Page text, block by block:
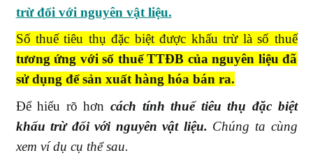
trừ đối với nguyên vật liệu.
Số thuế tiêu thụ đặc biệt được khấu trừ là số thuế
tương ứng với số thuế TTĐB của nguyên liệu đã
sử dụng để sản xuất hàng hóa bán ra.
Để hiểu rõ hơn cách tính thuế tiêu thụ đặc biệt
khấu trừ đối với nguyên vật liệu. Chúng ta cùng
xem ví dụ cụ thể sau.